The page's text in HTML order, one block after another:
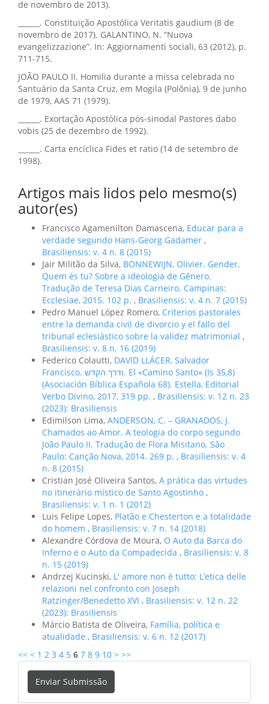
de novembro de 2013).
______. Constituição Apostólica Veritatis gaudium (8 de
novembro de 2017). GALANTINO, N. “Nuova
evangelizzazione”. In: Aggiornamenti sociali, 63 (2012), p.
711-715.
JOÃO PAULO II. Homilia durante a missa celebrada no
Santuário da Santa Cruz, em Mogila (Polônia), 9 de junho
de 1979, AAS 71 (1979).
______. Exortação Apostólica pós-sinodal Pastores dabo
vobis (25 de dezembro de 1992).
______. Carta encíclica Fides et ratio (14 de setembro de
1998).
Artigos mais lidos pelo mesmo(s)
autor(es)
Francisco Agamenilton Damascena, Educar para a
verdade segundo Hans-Georg Gadamer ,
Brasiliensis: v. 4 n. 8 (2015)
Jair Militão da Silva, BONNEWIJN, Olivier. Gender,
Quem és tu? Sobre a ideologia de Gênero.
Tradução de Teresa Dias Carneiro. Campinas:
Ecclesiae, 2015. 102 p. , Brasiliensis: v. 4 n. 7 (2015)
Pedro Manuel López Romero, Criterios pastorales
entre la demanda civil de divorcio y el fallo del
tribunal eclesiástico sobre la validez matrimonial ,
Brasiliensis: v. 8 n. 16 (2019)
Federico Colautti, DAVID LLÁCER, Salvador
Francisco. ודרך הקדש. El «Camino Santo» (Is 35,8)
(Asociación Bíblica Española 68). Estella, Editorial
Verbo Divino, 2017, 319 pp. , Brasiliensis: v. 12 n. 23
(2023): Brasiliensis
Edimilson Lima, ANDERSON, C. – GRANADOS, J.
Chamados ao Amor. A teologia do corpo segundo
João Paulo II. Tradução de Flora Misitano. São
Paulo: Canção Nova, 2014. 269 p. , Brasiliensis: v. 4
n. 8 (2015)
Cristian José Oliveira Santos, A prática das virtudes
no itinerário místico de Santo Agostinho ,
Brasiliensis: v. 1 n. 1 (2012)
Luis Felipe Lopes, Platão e Chesterton e a totalidade
do homem , Brasiliensis: v. 7 n. 14 (2018)
Alexandre Córdova de Moura, O Auto da Barca do
Inferno e o Auto da Compadecida , Brasiliensis: v. 8
n. 15 (2019)
Andrzej Kucinski, L' amore non è tutto: L’etica delle
relazioni nel confronto con Joseph
Ratzinger/Benedetto XVI , Brasiliensis: v. 12 n. 22
(2023): Brasiliensis
Márcio Batista de Oliveira, Família, política e
atualidade , Brasiliensis: v. 6 n. 12 (2017)
<< < 1 2 3 4 5 6 7 8 9 10 > >>
Enviar
Submissão
Enviar Submissão